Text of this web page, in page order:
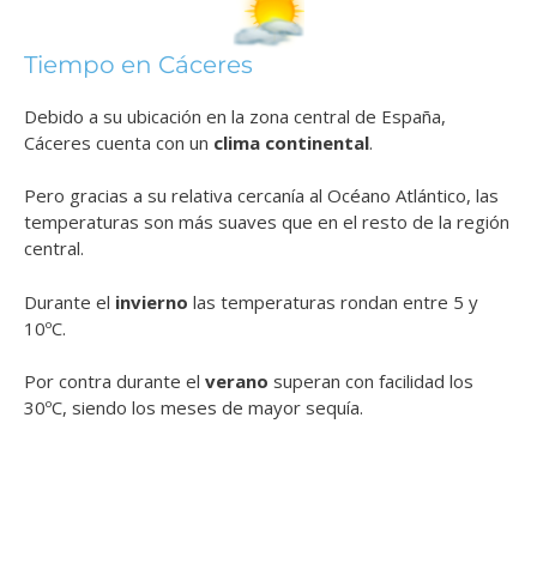
Tiempo en Cáceres
Debido a su ubicación en la zona central de España,
Cáceres cuenta con un clima continental.
Pero gracias a su relativa cercanía al Océano Atlántico, las
temperaturas son más suaves que en el resto de la región
central.
Durante el invierno las temperaturas rondan entre 5 y
10ºC.
Por contra durante el verano superan con facilidad los
30ºC, siendo los meses de mayor sequía.